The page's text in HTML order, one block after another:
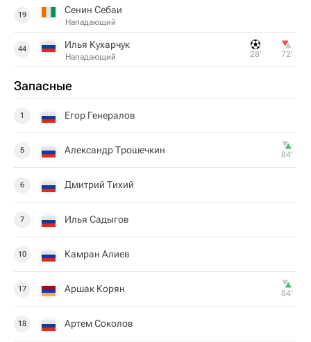
19 Сенин Себаи
Нападающий
44 Илья Кухарчук
Нападающий 28‎’‎ 72‎’‎
Запасные
1 Егор Генералов
5 Александр Трошечкин 84‎’‎
6 Дмитрий Тихий
7 Илья Садыгов
10 Камран Алиев
17 Аршак Корян 84‎’‎
18 Артем Соколов